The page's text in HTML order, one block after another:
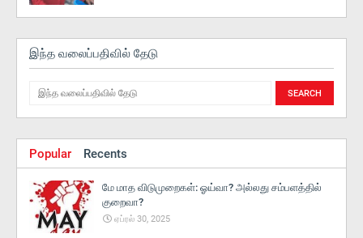
இந்த வலைப்பதிவில் தேடு
Popular Recents
மே மாத விடுமுறைகள்: ஓய்வா? அல்லது சம்பளத்தில்
குறைவா?
ஏப்ரல் 30, 2025